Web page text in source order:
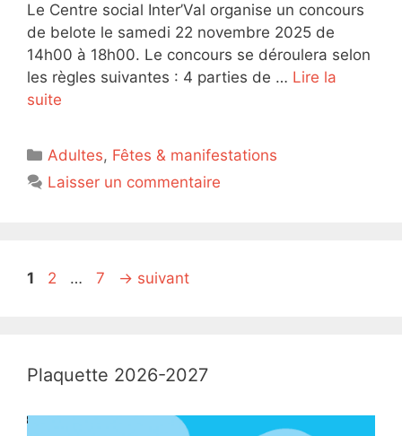
Le Centre social Inter’Val organise un concours
de belote le samedi 22 novembre 2025 de
14h00 à 18h00. Le concours se déroulera selon
les règles suivantes : 4 parties de … Lire la
suite
Catégories
Adultes, Fêtes & manifestations
Laisser un commentaire
Page
1 Page
2 … Page
7 → suivant
Plaquette 2026-2027